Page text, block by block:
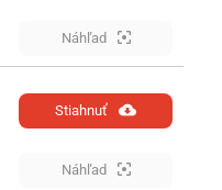
Náhľad
Stiahnuť
Náhľad